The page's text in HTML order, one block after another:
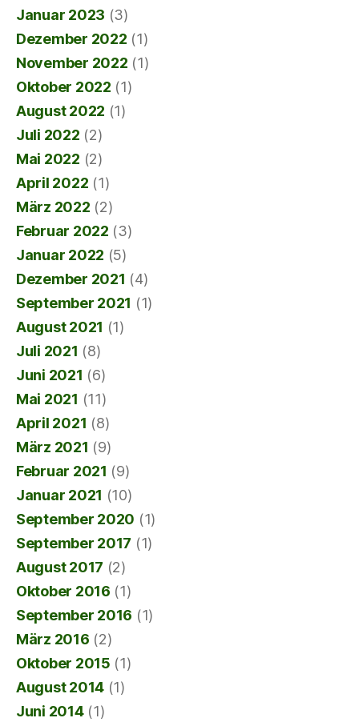
Januar 2023 (3)
Dezember 2022 (1)
November 2022 (1)
Oktober 2022 (1)
August 2022 (1)
Juli 2022 (2)
Mai 2022 (2)
April 2022 (1)
März 2022 (2)
Februar 2022 (3)
Januar 2022 (5)
Dezember 2021 (4)
September 2021 (1)
August 2021 (1)
Juli 2021 (8)
Juni 2021 (6)
Mai 2021 (11)
April 2021 (8)
März 2021 (9)
Februar 2021 (9)
Januar 2021 (10)
September 2020 (1)
September 2017 (1)
August 2017 (2)
Oktober 2016 (1)
September 2016 (1)
März 2016 (2)
Oktober 2015 (1)
August 2014 (1)
Juni 2014(1)